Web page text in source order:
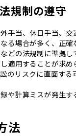
規制の遵守
手当、休日手当、交
る場合が多く、正確
どの法規制に準拠
適用することが求め
のリスクに直面す
や計算ミスが発生
法